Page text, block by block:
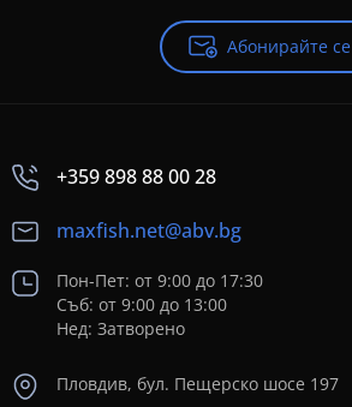
Абонирайте се
+359 898 88 00 28
maxfish.net@abv.bg
Пон-Пет: от 9:00 до 17:30
Съб: от 9:00 до 13:00
Нед: Затворено
Пловдив, бул. Пещерско шосе 197